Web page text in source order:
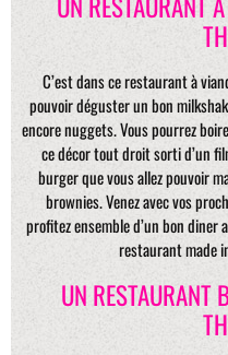
C’est dans ce restaurant à
pouvoir déguster un bon
encore nuggets. Vous pourrez
ce décor tout droit sorti d’un
burger que vous allez pouvoir
brownies. Venez avec vos
profitez ensemble d’un bon diner
restaurant made
UN RESTAURANT